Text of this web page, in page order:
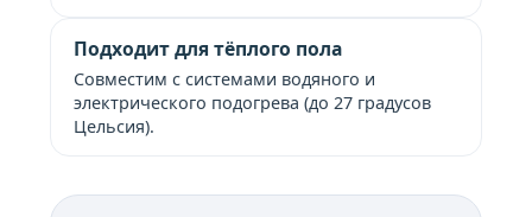
Подходит для тёплого пола
Совместим с системами водяного и
электрического подогрева (до 27 градусов
Цельсия).